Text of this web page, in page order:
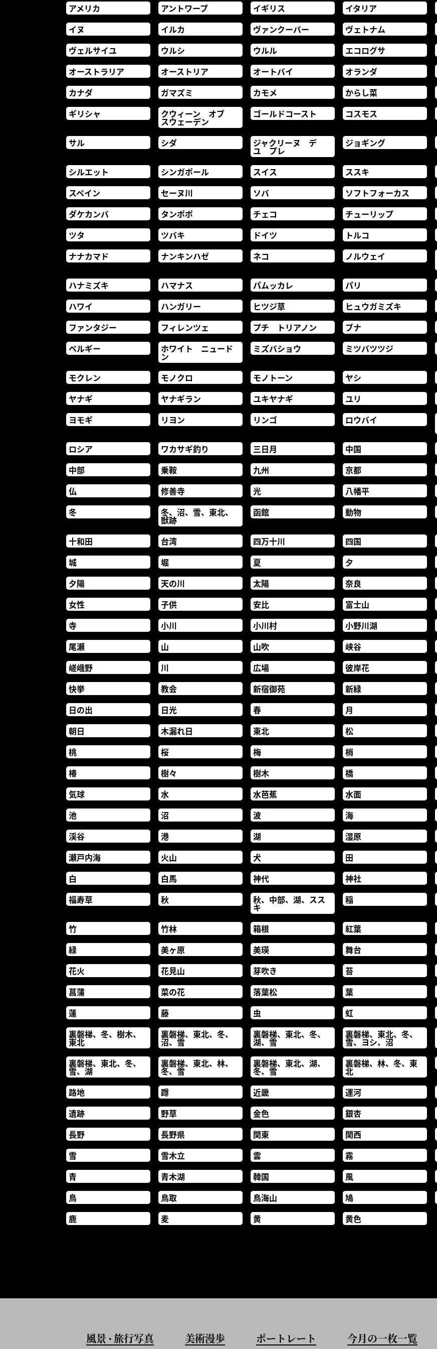
アメリカ アントワープ イギリス イタリア
イヌ
イルカ ヴァンクーバー ヴェトナム
ヴェルサイユ
ウルシ ウルル エコログサ
オーストラリア
オーストリア オートバイ オランダ
カナダ
ガマズミ カモメ からし菜
ギリシャ
クウィーン オブ
スウェーデン
ゴールドコースト コスモス
サル シダ ジャクリーヌ デ
ユ プレ
ジョギング
シルエット シンガポール スイス ススキ
スペイン
セーヌ川 ソバ ソフトフォーカス
ダケカンバ
タンポポ チェコ チューリップ
ツタ
ツバキ ドイツ トルコ
ナナカマド
ナンキンハゼ ネコ ノルウェイ
ハナミズキ
ハマナス パムッカレ パリ
ハワイ
ハンガリー ヒツジ草 ヒュウガミズキ
ファンタジー
フィレンツェ プチ トリアノン ブナ
ベルギー
ホワイト ニュード
ン
ミズバショウ ミツバツツジ
モクレン モノクロ モノトーン ヤシ
ヤナギ
ヤナギラン ユキヤナギ ユリ
ヨモギ
リヨン リンゴ ロウバイ
ロシア
ワカサギ釣り 三日月 中国
中部
乗鞍 九州 京都
仏
修善寺 光 八幡平
冬
冬、沼、雪、東北、
獣跡
函館 動物
十和田 台湾 四万十川 四国
城
堀 夏 夕
夕陽
天の川 太陽 奈良
女性
子供 安比 富士山
寺
小川 小川村 小野川湖
尾瀬
山 山吹 峡谷
嵯峨野
川 広場 彼岸花
快挙
教会 新宿御苑 新緑
日の出
日光 春 月
朝日
木漏れ日 東北 松
桃
桜 梅 梢
椿
樹々 樹木 橋
気球
水 水芭蕉 水面
池
沼 波 海
渓谷
港 湖 湿原
瀬戸内海
火山 犬 田
白
白馬 神代 神社
福寿草
秋 秋、中部、湖、スス
キ
稲
竹 竹林 箱根 紅葉
緑
美ヶ原 美瑛 舞台
花火
花見山 芽吹き 苔
菖蒲
菜の花 落葉松 葉
蓮
藤 虫 虹
裏磐梯、冬、樹木、
東北
裏磐梯、東北、冬、
沼、雪
裏磐梯、東北、冬、
湖、雪
裏磐梯、東北、冬、
雪、ヨシ、沼
裏磐梯、東北、冬、
雪、湖
裏磐梯、東北、林、
冬、雪
裏磐梯、東北、湖、
冬、雪
裏磐梯、林、冬、東
北
路地 蹲 近畿 運河
遺跡
野草 金色 銀杏
長野
長野県 関東 関西
雪
雪木立 雲 霧
青
青木湖 韓国 風
鳥
鳥取 鳥海山 鳩
鹿
麦 黄 黄色
風景 • 旅行写真 美術漫歩 ポートレート 今月の一枚一覧